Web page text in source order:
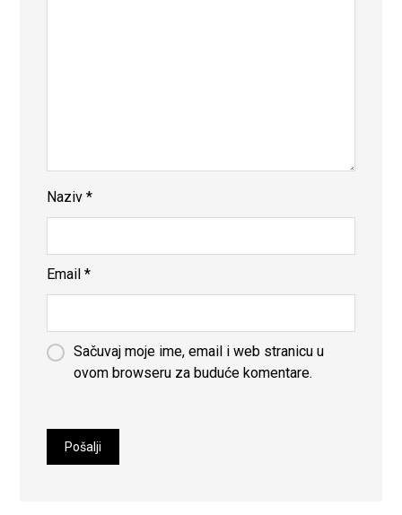
Naziv*
Email*
Sačuvaj moje ime, email i web stranicu u
ovom browseru za buduće komentare.